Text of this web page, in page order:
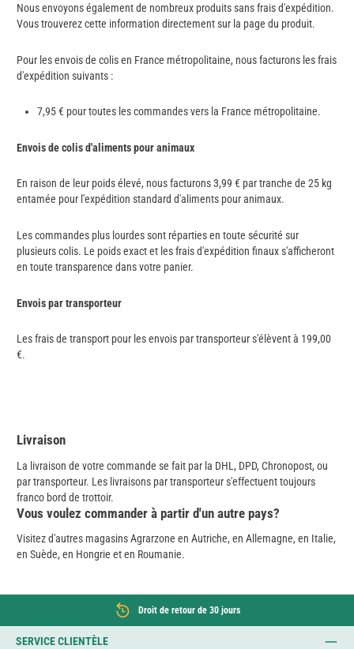
Nous envoyons également de nombreux produits sans frais d'expédition.
Vous trouverez cette information directement sur la page du produit.
Pour les envois de colis en France métropolitaine, nous facturons les frais
d'expédition suivants :
7,95 € pour toutes les commandes vers la France métropolitaine.
Envois de colis d'aliments pour animaux
En raison de leur poids élevé, nous facturons 3,99 € par tranche de 25 kg
entamée pour l'expédition standard d'aliments pour animaux.
Les commandes plus lourdes sont réparties en toute sécurité sur
plusieurs colis. Le poids exact et les frais d'expédition finaux s'afficheront
en toute transparence dans votre panier.
Envois par transporteur
Les frais de transport pour les envois par transporteur s'élèvent à 199,00
€.
Livraison
La livraison de votre commande se fait par la DHL, DPD, Chronopost, ou
par transporteur. Les livraisons par transporteur s'effectuent toujours
franco bord de trottoir.
Vous voulez commander à partir d'un autre pays?
Visitez d'autres magasins Agrarzone en Autriche, en Allemagne, en Italie,
en Suède, en Hongrie et en Roumanie.
Droit de retour de 30 jours
SERVICE CLIENTÈLE